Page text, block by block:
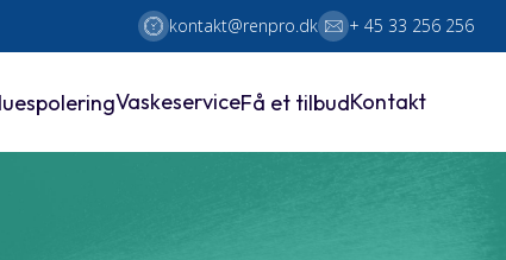
kontakt@renpro.dk + 45 33 256 256
VaskeserviceFå et tilbudKontakt